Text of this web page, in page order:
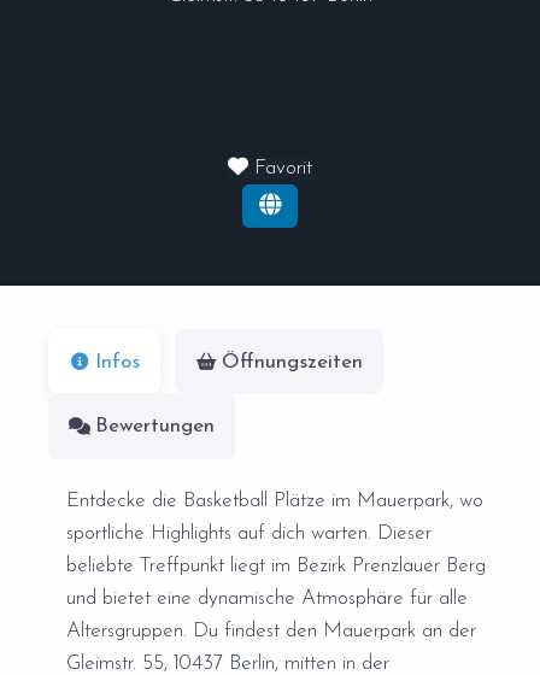
Favorit
Infos Öffnungszeiten
Bewertungen
Entdecke die Basketball Plätze im Mauerpark, wo
sportliche Highlights auf dich warten. Dieser
beliebte Treffpunkt liegt im Bezirk Prenzlauer Berg
und bietet eine dynamische Atmosphäre für alle
Altersgruppen. Du findest den Mauerpark an der
Gleimstr. 55, 10437 Berlin, mitten in der